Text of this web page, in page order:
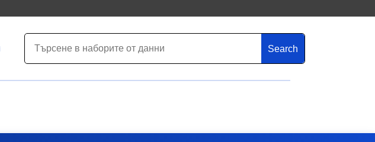
Search